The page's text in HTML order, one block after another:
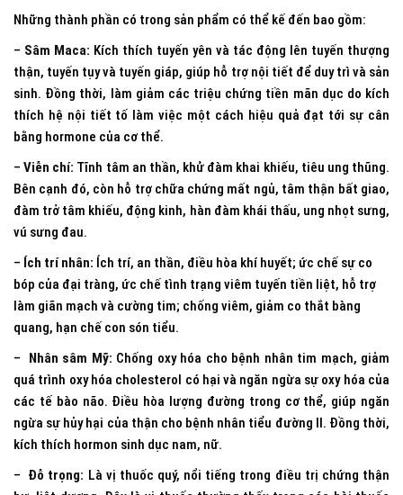
Những thành phần có trong sản phẩm có thể kế đến bao gồm:
– Sâm Maca: Kích thích tuyến yên và tác động lên tuyến thượng
thận, tuyến tụy và tuyến giáp, giúp hỗ trợ nội tiết để duy trì và sản
sinh. Đồng thời, làm giảm các triệu chứng tiền mãn dục do kích
thích hệ nội tiết tố làm việc một cách hiệu quả đạt tới sự cân
bằng hormone của cơ thể.
–Viễn chí: Tĩnh tâm an thần, khử đàm khai khiếu, tiêu ung thũng.
Bên cạnh đó, còn hỗ trợ chữa chứng mất ngủ, tâm thận bất giao,
đàm trở tâm khiếu, động kinh, hàn đàm khái thấu, ung nhọt sưng,
vú sưng đau.
– Ích trí nhân: Ích trí, an thần, điều hòa khí huyết; ức chế sự co
bóp của đại tràng, ức chế tình trạng viêm tuyến tiền liệt, hỗ trợ
làm giãn mạch và cường tim; chống viêm, giảm co thắt bàng
quang, hạn chế con són tiểu.
– Nhân sâm Mỹ: Chống oxy hóa cho bệnh nhân tim mạch, giảm
quá trình oxy hóa cholesterol có hại và ngăn ngừa sự oxy hóa của
các tế bào não. Điều hòa lượng đường trong cơ thể, giúp ngăn
ngừa sự hủy hại của thận cho bệnh nhân tiểu đường II. Đồng thời,
kích thích hormon sinh dục nam, nữ.
– Đỗ trọng: Là vị thuốc quý, nổi tiếng trong điều trị chứng thận